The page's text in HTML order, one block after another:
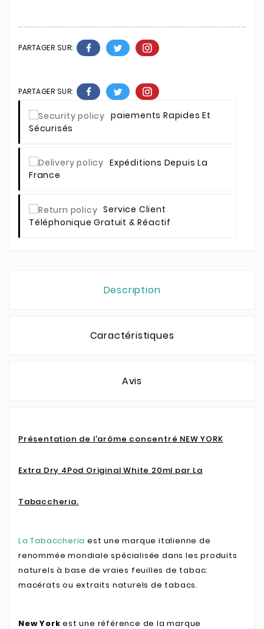
PARTAGER SUR:
PARTAGER SUR:
Paiements Rapides Et
Sécurisés
Expéditions Depuis La
France
Service Client
Téléphonique Gratuit & Réactif
Description
Caractéristiques
Avis
Présentation de l'arôme concentré NEW YORK
Extra Dry 4Pod Original White 20ml par La
Tabaccheria.
La Tabaccheriaest une marque italienne de
renommée mondiale spécialisée dans les produits
naturels à base de vraies feuilles de tabac:
macérats ou extraits naturels de tabacs.
New York est une référence de la marque